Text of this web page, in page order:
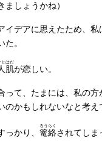
しょうかね）
デアに思えたため、私
た。
肌
とはだ
が恋しい。
て、たまには、私の方
のかもしれないなと考え
かり、 篭絡
ろうらく
されてしま